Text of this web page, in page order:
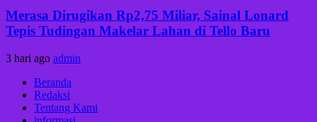
Merasa Dirugikan Rp2,75 Miliar, Sainal Lonard
Tepis Tudingan Makelar Lahan di Tello Baru
3 hari ago admin
Beranda
Redaksi
Tentang Kami